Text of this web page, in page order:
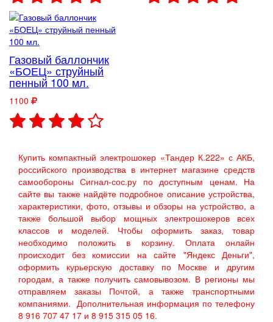
Газовый баллончик
«БОЕЦ» струйный
пенный 100 мл.
1100
Купить компактный электрошокер «Тандер К.222» с АКБ,
российского производства в интернет магазине средств
самообороны Сигнал-сос.ру по доступным ценам. На
сайте вы также найдёте подробное описание устройства,
характеристики, фото, отзывы и обзоры на устройство, а
также большой выбор мощных электрошокеров всех
классов и моделей. Чтобы оформить заказ, товар
необходимо положить в корзину. Оплата онлайн
происходит без комиссии на сайте "Яндекс Деньги",
оформить курьерскую доставку по Москве и другим
городам, а также получить самовывозом. В регионы мы
отправляем заказы Почтой, а также транспортными
компаниями. Дополнительная информация по телефону
8 916 707 47 17 и 8 915 315 05 16.